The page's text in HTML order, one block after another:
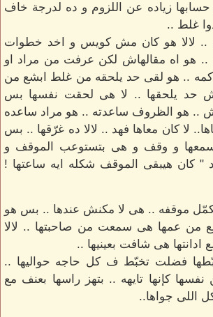
زياده عن اللزوم و ده لدرجة خاف
غلط ..
لالا هو كان مش كويس و اخد خطوات
.. هو اه مقالهاش لكن عرفت من مراد او
.. هو لقى حد يلحقه من غلط ابشع من
حد يلحقها .. لا هى لحقت نفسها بس
.. هو الظروف ساعدته .. هو مراد ساعده
لا كان معاها فهد .. لالا ده غرّقها .. بس
سمعها و وقف و هى بتستوعب الموقف و
" كان هيبقى الموقف شكله ايه ساعتها !
موقفه .. هى لا مكنش عندها .. بس هو
من عمها هى سمعت من صاحبتها .. لالا
هى شافت بعينيها ..
فضلت تخبّط ف كل حاجه حواليها ..
نفسها كإنها تايهه .. بتهز راسها بعنف مع
اللى جواها..